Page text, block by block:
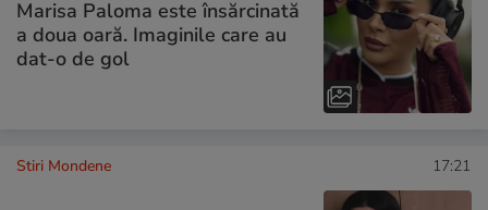
Marisa Paloma este însărcinată
a doua oară. Imaginile care au
dat-o de gol
Stiri Mondene 17:21